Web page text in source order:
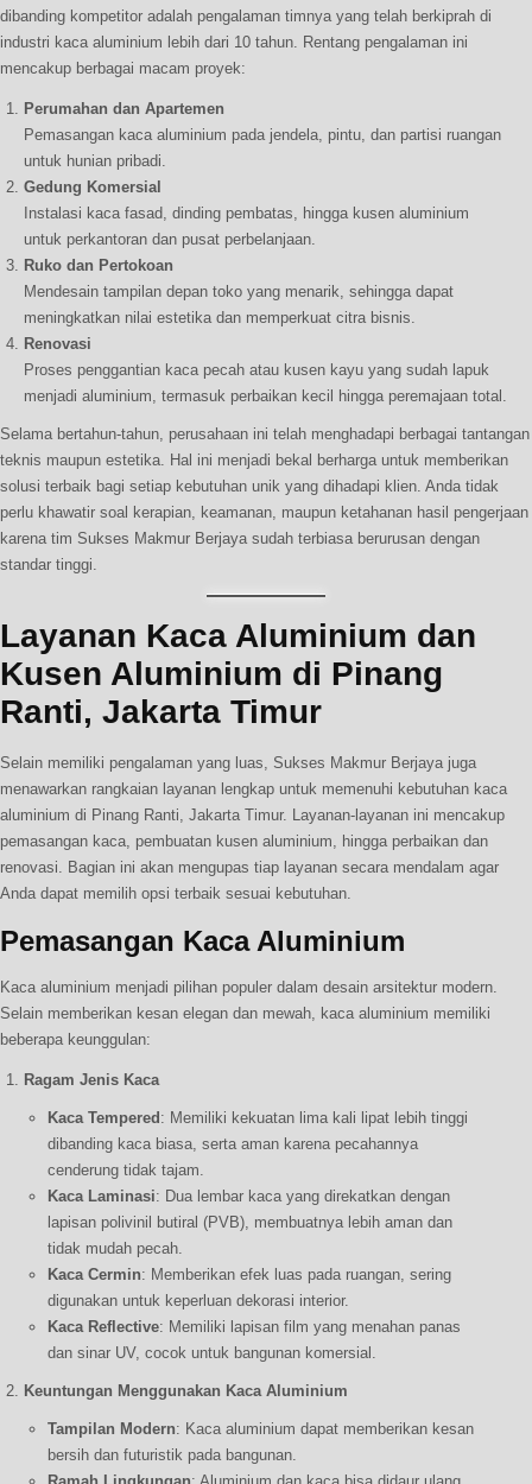
dibanding kompetitor adalah pengalaman timnya yang telah berkiprah di
industri kaca aluminium lebih dari 10 tahun. Rentang pengalaman ini
mencakup berbagai macam proyek:
Perumahan dan Apartemen
Pemasangan kaca aluminium pada jendela, pintu, dan partisi ruangan
untuk hunian pribadi.
Gedung Komersial
Instalasi kaca fasad, dinding pembatas, hingga kusen aluminium
untuk perkantoran dan pusat perbelanjaan.
Ruko dan Pertokoan
Mendesain tampilan depan toko yang menarik, sehingga dapat
meningkatkan nilai estetika dan memperkuat citra bisnis.
Renovasi
Proses penggantian kaca pecah atau kusen kayu yang sudah lapuk
menjadi aluminium, termasuk perbaikan kecil hingga peremajaan total.
Selama bertahun-tahun, perusahaan ini telah menghadapi berbagai tantangan
teknis maupun estetika. Hal ini menjadi bekal berharga untuk memberikan
solusi terbaik bagi setiap kebutuhan unik yang dihadapi klien. Anda tidak
perlu khawatir soal kerapian, keamanan, maupun ketahanan hasil pengerjaan
karena tim Sukses Makmur Berjaya sudah terbiasa berurusan dengan
standar tinggi.
Layanan Kaca Aluminium dan
Kusen Aluminium di Pinang
Ranti, Jakarta Timur
Selain memiliki pengalaman yang luas, Sukses Makmur Berjaya juga
menawarkan rangkaian layanan lengkap untuk memenuhi kebutuhan kaca
aluminium di Pinang Ranti, Jakarta Timur. Layanan-layanan ini mencakup
pemasangan kaca, pembuatan kusen aluminium, hingga perbaikan dan
renovasi. Bagian ini akan mengupas tiap layanan secara mendalam agar
Anda dapat memilih opsi terbaik sesuai kebutuhan.
Pemasangan Kaca Aluminium
Kaca aluminium menjadi pilihan populer dalam desain arsitektur modern.
Selain memberikan kesan elegan dan mewah, kaca aluminium memiliki
beberapa keunggulan:
Ragam Jenis Kaca
Kaca Tempered : Memiliki kekuatan lima kali lipat lebih tinggi
dibanding kaca biasa, serta aman karena pecahannya
cenderung tidak tajam.
Kaca Laminasi: Dua lembar kaca yang direkatkan dengan
lapisan polivinil butiral (PVB), membuatnya lebih aman dan
tidak mudah pecah.
Kaca Cermin: Memberikan efek luas pada ruangan, sering
digunakan untuk keperluan dekorasi interior.
Kaca Reflective: Memiliki lapisan film yang menahan panas
dan sinar UV, cocok untuk bangunan komersial.
Keuntungan Menggunakan Kaca Aluminium
Tampilan Modern: Kaca aluminium dapat memberikan kesan
bersih dan futuristik pada bangunan.